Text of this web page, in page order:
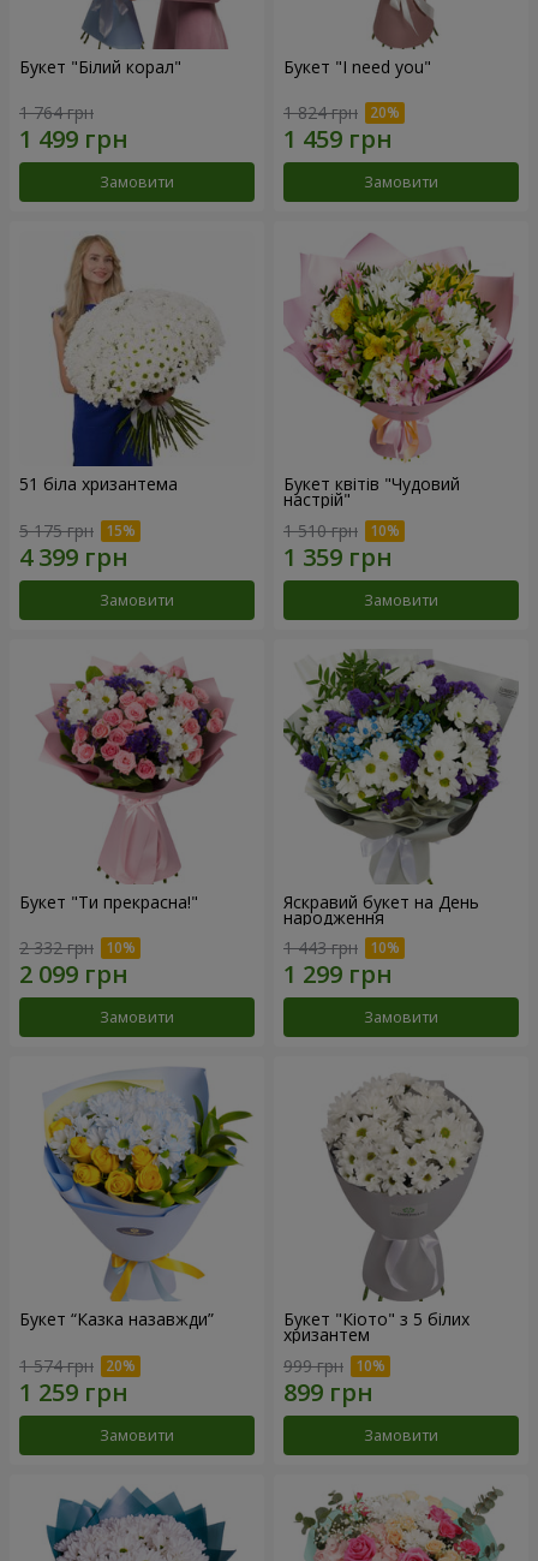
Букет "Білий корал"
1 764 грн
Замовити
Букет "I need you"
1 824 грн
Замовити
51 біла хризантема
5 175 грн
Замовити
Букет квітів "Чудовий
настрій"
1 510 грн
Замовити
Букет "Ти прекрасна!"
2 332 грн
Замовити
Яскравий букет на День
народження
1 443 грн
Замовити
Букет “Казка назавжди”
1 574 грн
Замовити
Букет "Кіото" з 5 білих
хризантем
999 грн
Замовити